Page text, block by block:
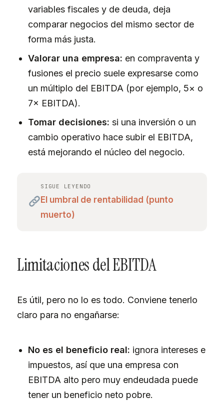
variables fiscales y de deuda, deja
comparar negocios del mismo sector de
forma más justa.
Valorar una empresa: en compraventa y
fusiones el precio suele expresarse como
un múltiplo del EBITDA (por ejemplo, 5× o
7× EBITDA).
Tomar decisiones: si una inversión o un
cambio operativo hace subir el EBITDA,
está mejorando el núcleo del negocio.
SIGUE LEYENDO
El umbral de rentabilidad (punto
muerto)
Limitaciones del EBITDA
Es útil, pero no lo es todo. Conviene tenerlo
claro para no engañarse:
No es el beneficio real: ignora intereses e
impuestos, así que una empresa con
EBITDA alto pero muy endeudada puede
tener un beneficio neto pobre.